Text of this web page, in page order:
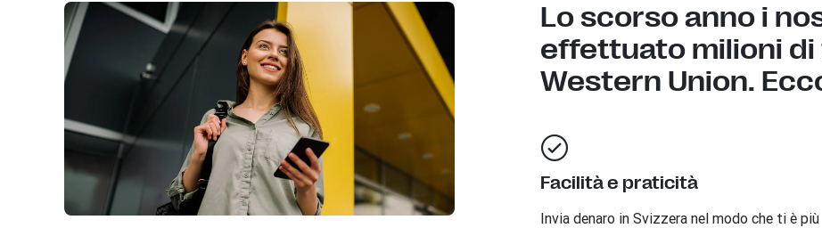
Lo scorso anno i
effettuato milioni
Western Union.
Facilità e praticità
Invia denaro in Svizzeranel modo che ti è più